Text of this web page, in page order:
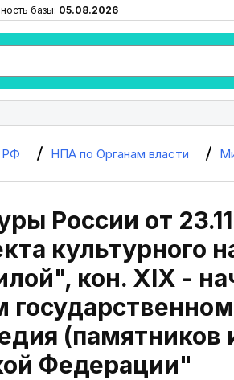
базы: 05.08.2026
РФ НПА по Органам власти
России от
культурного
кон. XIX -
(памятников
Федерации"